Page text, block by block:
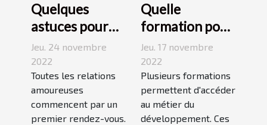
Quelques
astuces pour
réussir son
premier
rendez-vous
Jeu. 24 novembre
2022
Toutes les relations
amoureuses
commencent par un
premier rendez-vous.
Quelle
formation pour
travailler dans
le
développement
durable ?
Jeu. 17 novembre
2022
Plusieurs formations
permettent d'accéder
au métier du
développement. Ces